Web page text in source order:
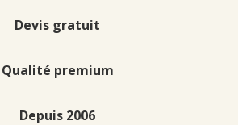
Devis gratuit
Qualité premium
Depuis 2006